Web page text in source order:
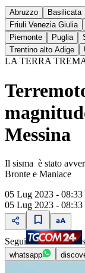
Abruzzo Basilicata
Friuli Venezia Giulia
Piemonte
Puglia
Trentino alto Adige
LA TERRA
Messina
Il sisma è stato
Bronte e Maniace
05 Lug 2023 - 08:33
05 Lug 2023 - 08:33
Segui
whatsapp